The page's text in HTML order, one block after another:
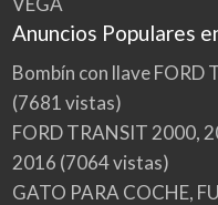
Anuncios Populares
Bombín con llave FORD
(7681 vistas)
FORD TRANSIT 2000,
2016 (7064 vistas)
GATO PARA COCHE,